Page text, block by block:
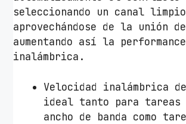
.
4
G
H
seleccionando un canal
aprovechándose de la unión
aumentando así la performance
inalámbrica.
Velocidad inalámbrica de
ideal tanto para tareas
ancho de banda como